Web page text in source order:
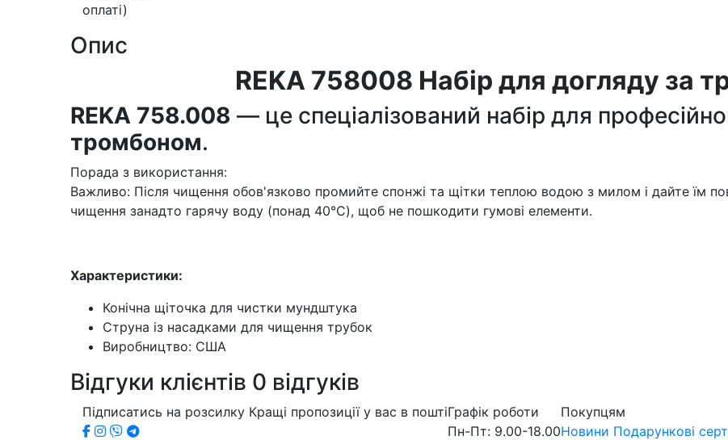
оплаті)
Опис
REKA 758008 Набір для догляду за
REKA 758.008 — це спеціалізований набір для
тромбоном.
Порада з використання:
Важливо: Після чищення обов'язково промийте спонжі та щітки теплою водою з милом і дайте їм
чищення занадто гарячу воду (понад 40°C), щоб не пошкодити гумові елементи.
Характеристики:
Конічна щіточка для чистки мундштука
Струна із насадками для чищення трубок
Виробництво: США
Відгуки клієнтів 0 відгуків
Підписатись на розсилку Кращі пропозиції у вас в поштіГрафік роботи
Пн-Пт: 9.00-18.00
Покупцям
Новини Подарункові